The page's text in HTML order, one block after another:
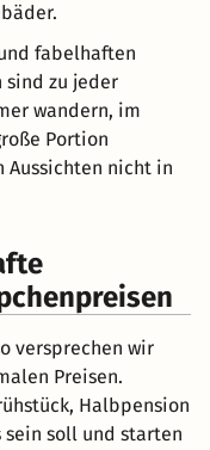
fabelhaften
sind zu jeder
wandern, im
Portion
Aussichten nicht in
versprechen wir
Preisen.
Halbpension
sein soll und starten